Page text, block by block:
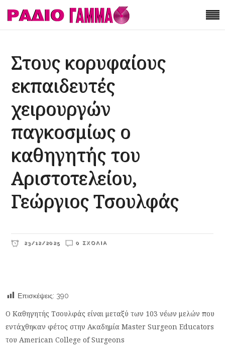
Στους κορυφαίους
εκπαιδευτές
χειρουργών
παγκοσμίως ο
καθηγητής του
Αριστοτελείου,
Γεώργιος Τσουλφάς
23/12/2025 0 ΣΧΌΛΙΑ
Επισκέψεις: 390
Ο Καθηγητής Τσουλφάς είναι μεταξύ των 103 νέων μελών που
εντάχθηκαν φέτος στην Ακαδημία Master Surgeon Educators
του American College of Surgeons